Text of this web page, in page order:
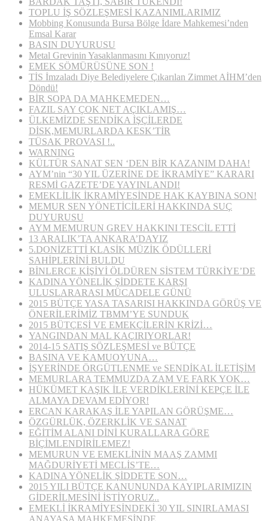
TOPLU İŞ SÖZLEŞMESİ KAZANIMLARIMIZ
Mobbing Konusunda Bursa Bölge İdare Mahkemesi’nden
Emsal Karar
BASIN DUYURUSU
Metal Grevinin Yasaklanmasını Kınıyoruz!
EMEK SÖMÜRÜSÜNE SON !
TİS İmzaladı Diye Belediyelere Çıkarılan Zimmet AİHM’den
Döndü!
BİR SOPA DA MAHKEMEDEN…
FAZIL SAY ÇOK NET AÇIKLAMIŞ…
ÜLKEMİZDE SENDİKA İŞÇİLERDE
DİSK,MEMURLARDA KESK’TİR
TÜSAK PROVASI !..
WARNING
KÜLTÜR SANAT SEN ‘DEN BİR KAZANIM DAHA!
AYM’nin “30 YIL ÜZERİNE DE İKRAMİYE” KARARI
RESMİ GAZETE’DE YAYINLANDI!
EMEKLİLİK İKRAMİYESİNDE HAK KAYBINA SON!
MEMUR SEN YÖNETİCİLERİ HAKKINDA SUÇ
DUYURUSU
AYM MEMURUN GREV HAKKINI TESCİL ETTİ
13 ARALIK’TA ANKARA’DAYIZ
5.DONİZETTİ KLASİK MÜZİK ÖDÜLLERİ
SAHİPLERİNİ BULDU
BİNLERCE KİŞİYİ ÖLDÜREN SİSTEM TÜRKİYE’DE
KADINA YÖNELİK ŞİDDETE KARŞI
ULUSLARARASI MÜCADELE GÜNÜ
2015 BÜTÇE YASA TASARISI HAKKINDA GÖRÜŞ VE
ÖNERİLERİMİZ TBMM’YE SUNDUK
2015 BÜTÇESİ VE EMEKÇİLERİN KRİZİ…
YANGINDAN MAL KAÇIRIYORLAR!
2014-15 SATIŞ SÖZLEŞMESİ ve BÜTÇE
BASINA VE KAMUOYUNA…
İŞYERİNDE ÖRGÜTLENME ve SENDİKAL İLETİŞİM
MEMURLARA TEMMUZDA ZAM VE FARK YOK…
HÜKÜMET KAŞIK İLE VERDİKLERİNİ KEPÇE İLE
ALMAYA DEVAM EDİYOR!
ERCAN KARAKAŞ İLE YAPILAN GÖRÜŞME…
ÖZGÜRLÜK, ÖZERKLİK VE SANAT
EĞİTİM ALANI DİNİ KURALLARA GÖRE
BİÇİMLENDİRİLEMEZ!
MEMURUN VE EMEKLİNİN MAAŞ ZAMMI
MAĞDURİYETİ MECLİS’TE…
KADINA YÖNELİK ŞİDDETE SON…
2015 YILI BÜTÇE KANUNUNDA KAYIPLARIMIZIN
GİDERİLMESİNİ İSTİYORUZ..
EMEKLİ İKRAMİYESİNDEKİ 30 YIL SINIRLAMASI
ANAYASA MAHKEMESİNDE…